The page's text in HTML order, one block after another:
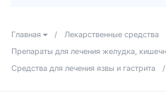
Главная / Лекарственные средства
Препараты для лечения желудка,
Средства для лечения язвы и гастрита
/